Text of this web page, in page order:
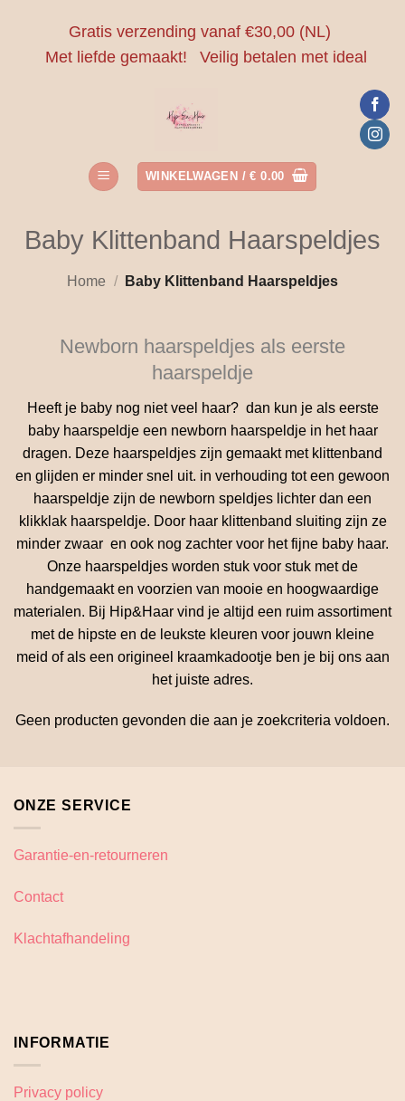
Gratis verzending vanaf €30,00 (NL)
Met liefde gemaakt!
Veilig betalen met ideal
WINKELWAGEN /€ 0.00
Baby Klittenband Haarspeldjes
Home / Baby Klittenband Haarspeldjes
Newborn haarspeldjes als eerste
haarspeldje
Heeft je baby nog niet veel haar? dan kun je als eerste
baby haarspeldje een newborn haarspeldje in het haar
dragen. Deze haarspeldjes zijn gemaakt met klittenband
en glijden er minder snel uit. in verhouding tot een gewoon
haarspeldje zijn de newborn speldjes lichter dan een
klikklak haarspeldje. Door haar klittenband sluiting zijn ze
minder zwaar en ook nog zachter voor het fijne baby haar.
Onze haarspeldjes worden stuk voor stuk met de
handgemaakt en voorzien van mooie en hoogwaardige
materialen. Bij Hip&Haar vind je altijd een ruim assortiment
met de hipste en de leukste kleuren voor jouwn kleine
meid of als een origineel kraamkadootje ben je bij ons aan
het juiste adres.
Geen producten gevonden die aan je zoekcriteria voldoen.
ONZE SERVICE
Garantie-en-retourneren
Contact
Klachtafhandeling
INFORMATIE
Privacy policy